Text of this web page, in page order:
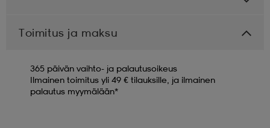
Toimitus ja maksu
365 päivän vaihto- ja palautusoikeus
Ilmainen toimitus yli 49 € tilauksille, ja ilmainen
palautus myymälään*